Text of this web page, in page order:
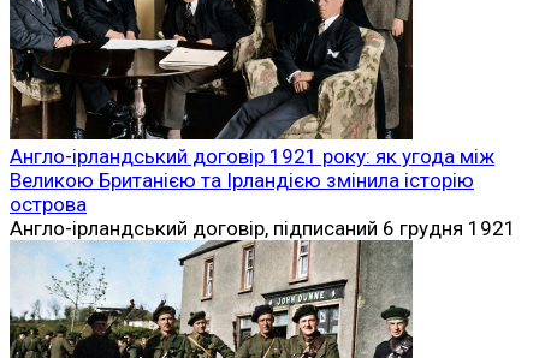
Англо-ірландський договір 1921 року: як угода між
Великою Британією та Ірландією змінила історію
острова
Англо-ірландський договір, підписаний 6 грудня 1921